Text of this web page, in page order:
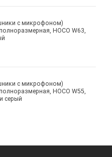
с микрофоном)
HOCO W63,
с микрофоном)
HOCO W55,
серый